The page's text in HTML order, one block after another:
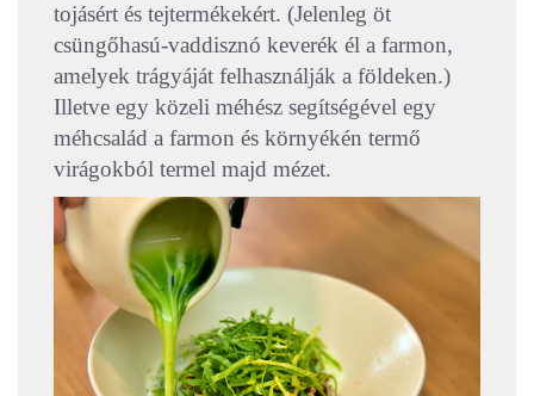
tojásért és tejtermékekért. (Jelenleg öt
csüngőhasú-vaddisznó keverék él a farmon,
amelyek trágyáját felhasználják a földeken.)
Illetve egy közeli méhész segítségével egy
méhcsalád a farmon és környékén termő
virágokból termel majd mézet.